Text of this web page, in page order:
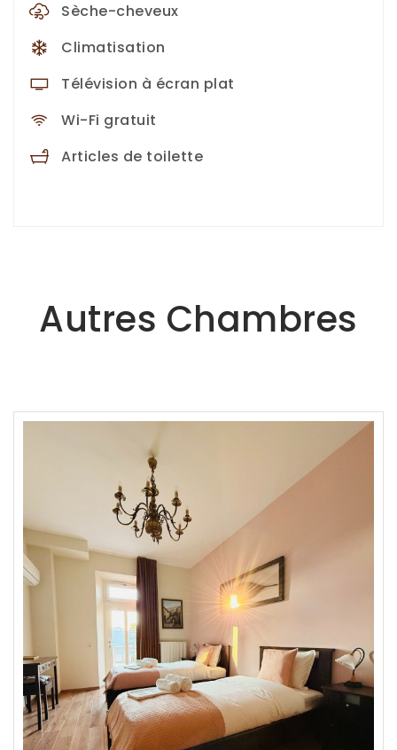
Sèche-cheveux
Climatisation
Télévision à écran plat
Wi-Fi gratuit
Articles de toilette
Autres Chambres